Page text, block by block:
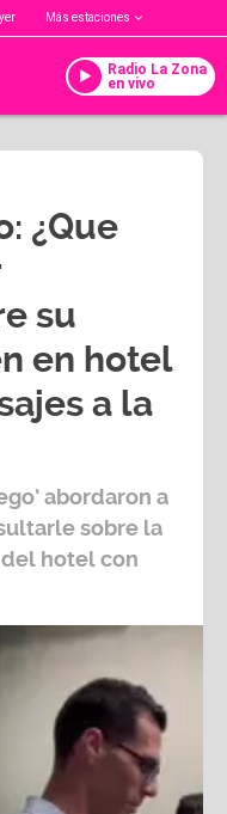
Más estaciones
Radio La Zona
en vivo
¿Que
su
en hotel
a la
abordaron a
sobre la
hotel con